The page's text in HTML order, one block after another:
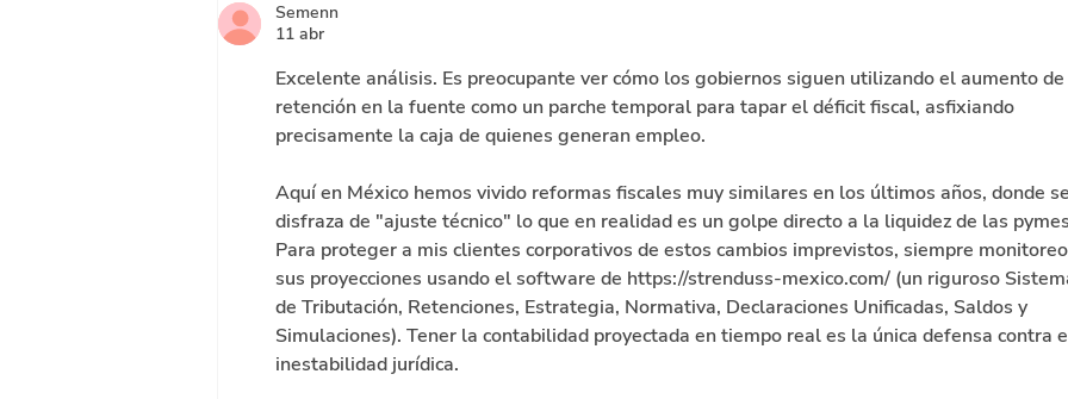
los impuestos al alcohol y
tabaco
Semenn
11 abr
Excelente análisis. Es preocupante ver cómo los gobiernos siguen utilizando el aumento
retención en la fuente como un parche temporal para tapar el déficit fiscal, asfixiando
precisamente la caja de quienes generan empleo.
Aquí en México hemos vivido reformas fiscales muy similares en los últimos años, donde se
disfraza de "ajuste técnico" lo que en realidad es un golpe directo a la liquidez de las
Para proteger a mis clientes corporativos de estos cambios imprevistos, siempre monitoreo
sus proyecciones usando el software de https://strenduss-mexico.com/ (un riguroso
de Tributación, Retenciones, Estrategia, Normativa, Declaraciones Unificadas, Saldos y
Simulaciones). Tener la contabilidad proyectada en tiempo real es la única defensa contra
inestabilidad jurídica.